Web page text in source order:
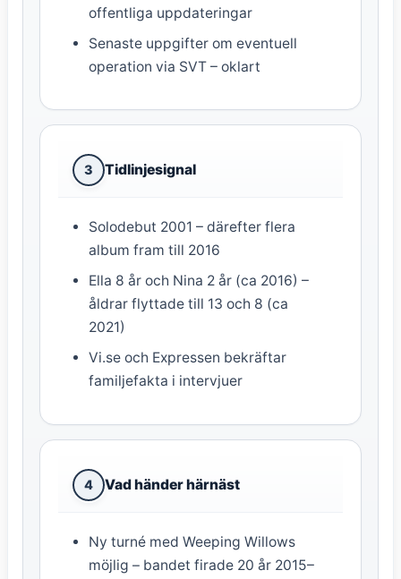
offentliga uppdateringar
Senaste uppgifter om eventuell
operation via SVT – oklart
3 Tidlinjesignal
Solodebut 2001 – därefter flera
album fram till 2016
Ella 8 år och Nina 2 år (ca 2016) –
åldrar flyttade till 13 och 8 (ca
2021)
Vi.se och Expressen bekräftar
familjefakta i intervjuer
4 Vad händer härnäst
Ny turné med Weeping Willows
möjlig – bandet firade 20 år 2015–